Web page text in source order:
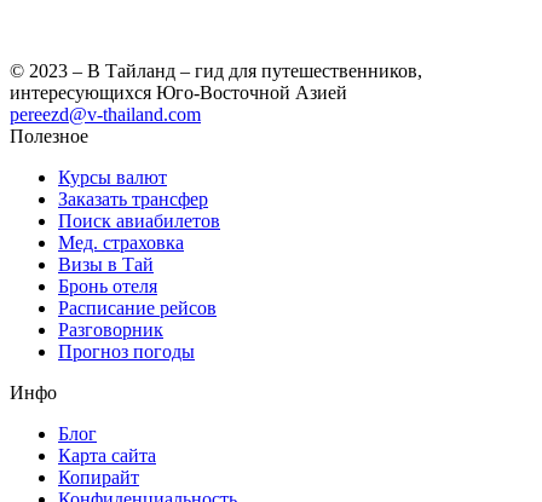
© 2023 – В Тайланд – гид для путешественников,
интересующихся Юго-Восточной Азией
pereezd@v-thailand.com
Полезное
Курсы валют
Заказать трансфер
Поиск авиабилетов
Мед. страховка
Визы в Тай
Бронь отеля
Расписание рейсов
Разговорник
Прогноз погоды
Инфо
Блог
Карта сайта
Копирайт